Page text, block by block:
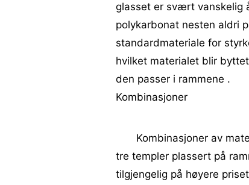
glasset er svært vanskelig
polykarbonat nesten aldri
standardmateriale for
hvilket materialet blir
den passer i rammene .
Kombinasjoner
Kombinasjoner av
tre templer plassert på
tilgjengelig på høyere